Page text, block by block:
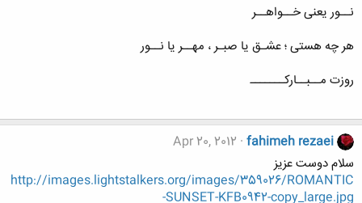
نــور یعنی خــواهــر
هر چه هستی ؛ عشـق یا صبـر ، مهــر یا نــور
روزت مــبــارکـــــــ
fahimeh rezaei
Apr 20, 2012
سلام دوست عزیز
http://images.lightstalkers.org/images/359026/ROMANTIC
-SUNSET-KFB0942-copy_large.jpg